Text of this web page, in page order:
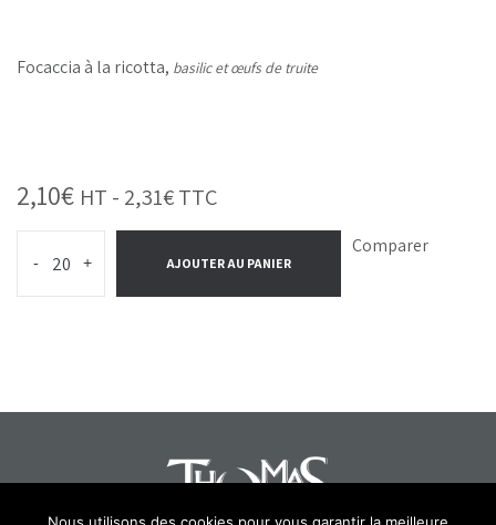
Focaccia à la ricotta, basilic et œufs de truite
2,10€ HT - 2,31€TTC
- + AJOUTER AU PANIER
Comparer